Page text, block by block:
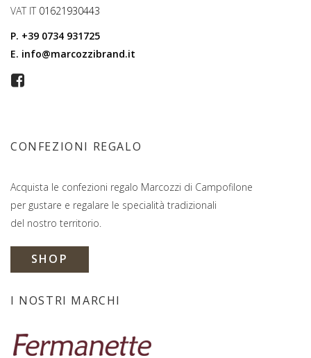
VAT IT 01621930443
P. +39 0734 931725
E. info@marcozzibrand.it
CONFEZIONI REGALO
Acquista le confezioni regalo Marcozzi di Campofilone
per gustare e regalare le specialità tradizionali
del nostro territorio.
SHOP
I NOSTRI MARCHI